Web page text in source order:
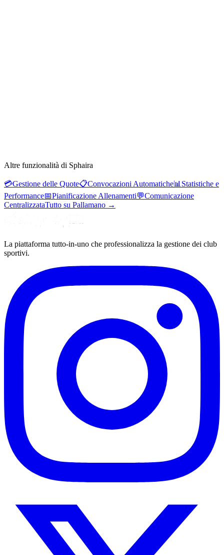
Altre funzionalità di Sphaira
💳Gestione delle Quote📋Convocazioni Automatiche📊 Statistiche e
Performance📅Pianificazione Allenamenti💬Comunicazione
CentralizzataTutto su Pallamano →
La piattaforma tutto-in-uno che professionalizza la gestione dei club
sportivi.